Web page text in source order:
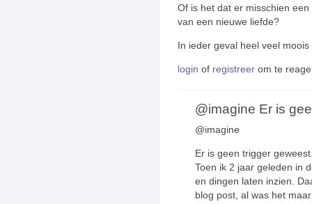
Of is het dat er misschien
van een nieuwe liefde?
In ieder geval heel veel
login of registreer om te
@imagine Er is
@imagine
Er is geen trigger
Toen ik 2 jaar geleden in
en dingen laten inzien.
blog post, al was het